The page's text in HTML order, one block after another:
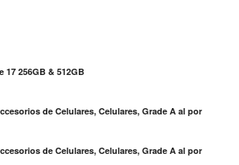
17 256GB & 512GB
de Celulares, Celulares, Grade A al por
de Celulares, Celulares, Grade A al por